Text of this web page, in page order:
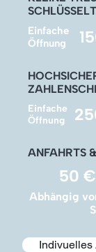
Einfache
Öffnung
Einfache
Öffnung
ANFAHRTS
50
Abhängig
Indivuelles